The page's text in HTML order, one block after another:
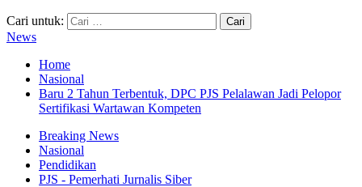
Cari untuk:
News
Home
Nasional
Baru 2 Tahun Terbentuk, DPC PJS Pelalawan Jadi Pelopor
Sertifikasi Wartawan Kompeten
Breaking News
Nasional
Pendidikan
PJS - Pemerhati Jurnalis Siber